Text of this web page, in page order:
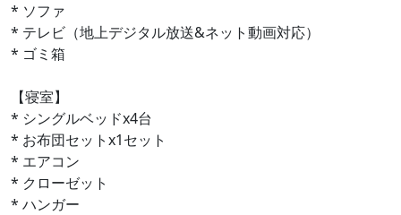
* ソファ
* テレビ（地上デジタル放送&ネット動画対応）
* ゴミ箱
【寝室】
* シングルベッドx4台
* お布団セットx1セット
* エアコン
* クローゼット
* ハンガー